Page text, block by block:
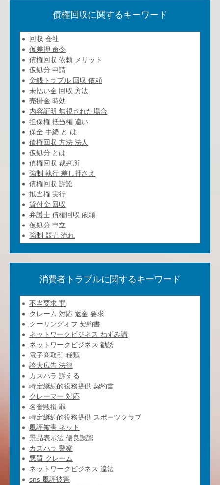
債権回収に関するキーワード
回収 会社
仮差押 命令
債権回収 依頼 メリット
仮処分 申請
金銭トラブル 回収 依頼
未払い金 回収 方法
売掛金 時効
内容証明 無視された場合
担保権 抵当権 違い
保全 手続 と は
債権回収 方法 法人
仮処分 とは
債権回収 裁判所
強制 執行 差し押さえ
債権回収 訴訟
抵当権 実行
貸付金 回収
弁護士 債権回収 依頼
仮処分 申立
強制 競売 流れ
消費者トラブルに関するキーワード
不当要求 罪
クレーム 対応 返金 要求
クーリングオフ 契約書
ネットワークビジネス ねずみ講
ネットワークビジネス 勧誘
電子商取引 種類
誇大広告 法律
カスハラ 訴える
特定継続的役務提供 契約書
クレーマー 対応
名誉毀損 罪
特定継続的役務提供 スポーツクラブ
風評被害 ネット
景品表示法 優良誤認
カスハラ 警察
悪質 クレーム
ネットワークビジネス 違法
sns 風評被害